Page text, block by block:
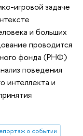
игровой задаче
и больших
проводится
фонда (РНФ)
поведения
интеллекта и
о событии